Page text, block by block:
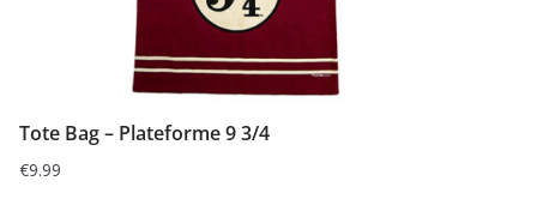
Tote Bag – Plateforme 9 3/4
€9.99